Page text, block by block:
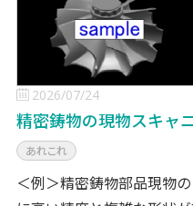
2026/07/24
精密鋳物の現物スキャ
あれこれ
＜例＞精密鋳物部品現物